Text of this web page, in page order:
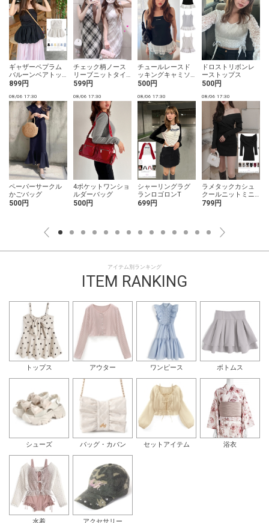
ギャザーペプラム
バルーンベアトッ
プス
899円
チェック柄ノース
リーブニットタイ
トロングワンピー
599円
チュールレースド
ッキングキャミソ
ール
500円
ドロストリボンレ
ーストップス
500円
08/06 17:30
ペーパーサークル
かごバッグ
500円
08/06 17:30
4ポケットワンショ
ルダーバッグ
500円
08/06 17:30
シャーリングラグ
ランロゴロンT
699円
08/06 17:30
ラメタックカシュ
クールニットミニ
ワンピース
799円
アイテム別ランキング
ITEM RANKING
トップス アウター ワンピース ボトムス
シューズ バッグ・カバン セットアイテム 浴衣